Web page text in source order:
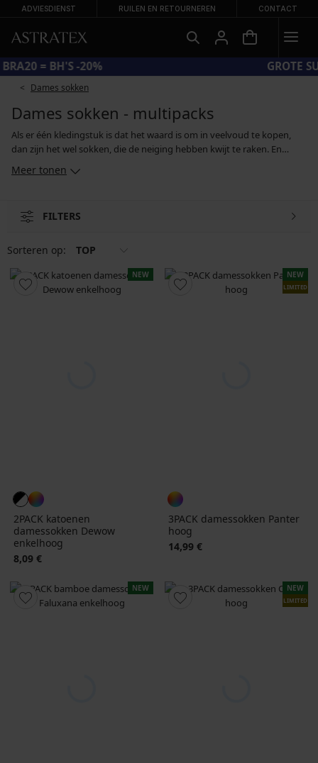
ADVIESDIENST RUILEN EN RETOURNEREN CONTACT
CODE BRA20 = BH'S -20%
Dames sokken
Dames sokken - multipacks
Als er één kledingstuk is dat het waard is om in veelvoud te kopen,
dan zijn het wel sokken, die de neiging hebben kwijt te raken. En
een voorraadje bij de hand hebben. Je kan ze natuurlijk ook als
klassieke, sport- of polyamide-uitvoeringen.
Meer tonen
FILTERS
Sorteren op: TOP
NEW
2PACK katoenen
damessokken Dewow
enkelhoog
8,09 €
NEW
LIMITED
3PACK damessokken Panter
hoog
14,99 €
NEW NEW
LIMITED